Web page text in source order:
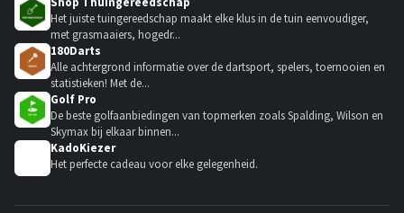
Het juiste tuingereedschap maakt elke klus in de tuin eenvoudiger,
met grasmaaiers, hogedr...
180Darts
Alle achtergrond informatie over de dartsport, spelers, toernooien en
statistieken! Met de...
Golf Pro
De beste golfaanbiedingen van topmerken zoals Spalding, Wilson en
Skymax bij elkaar binnen...
KadoKiezer
Het perfecte cadeau voor elke gelegenheid.